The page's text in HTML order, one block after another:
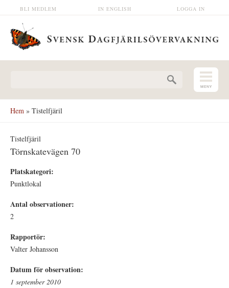
Hoppa till huvudinnehåll LOGGA IN
IN ENGLISH
BLI MEDLEM
Hem » Tistelfjäril
Tistelfjäril
Törnskatevägen 70
Platskategori:
Punktlokal
Antal observationer:
2
Rapportör:
Valter Johansson
Datum för observation:
1 september 2010